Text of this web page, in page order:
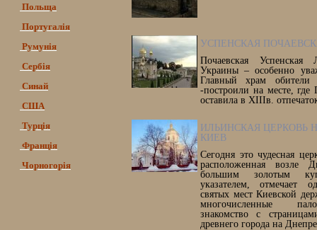
Польща
Португалія
Румунія
Сербія
Синай
США
Турція
Франція
Чорногорія
УСПЕНСКАЯ
Почаевская
Украины – особенно
Главный храм обители
-построили на месте, где
оставила в XIIIв.
ИЛЬИНСКАЯ ЦЕРКОВЬ
КИЕВ
Сегодня это чудесная
расположенная возле
большим золотым
указателем, отмечает
святых мест Киевской
многочисленные
знакомство с
древнего города на